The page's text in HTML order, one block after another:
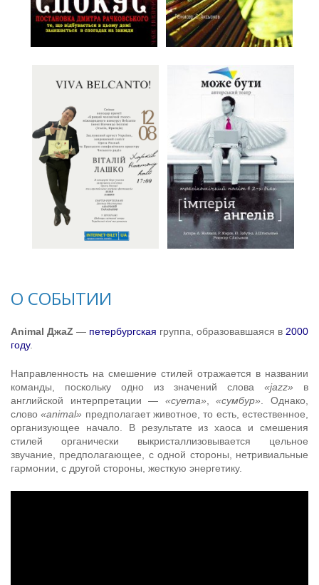
О СОБЫТИИ
Animal ДжаZ — петербургская группа, образовавшаяся в 2000
году.
Направленность на смешение стилей отражается в названии
команды, поскольку одно из значений слова «jazz» в
английской интерпретации — «суета» ,«сумбур» . Однако,
слово«animal» предполагает животное, то есть, естественное,
организующее начало. В результате из хаоса и смешения
стилей органически выкристаллизовывается цельное
звучание, предполагающее, с одной стороны, нетривиальные
гармонии, с другой стороны, жесткую энергетику.